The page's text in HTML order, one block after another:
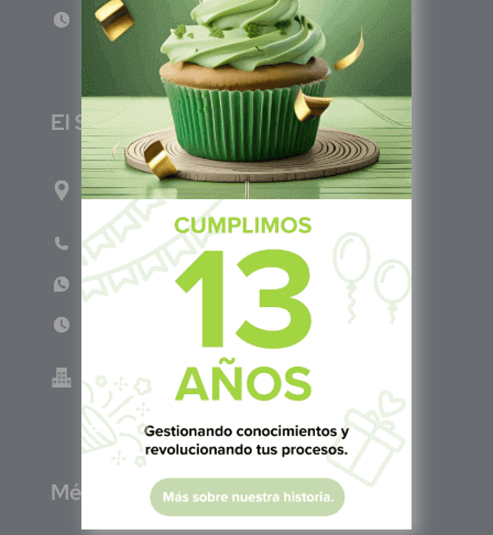
Lun - Vie 8:00am - 5:00pm
El Salvador
1ro Cll Pte, y 61 Av Nte, #3206, Local 9, San
Salvador Centro
Teléfono: +503 6986 1402
WhatsApp: +503 7687 3923
Lun - Vie 8:00am - 5:00pm
Green Know S.A de C.V - El Salvador 0614-
220118-102-0
México